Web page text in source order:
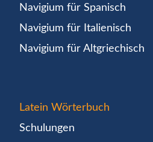
Navigium für Spanisch
Navigium für Italienisch
Navigium für Altgriechisch
Latein Wörterbuch
Schulungen